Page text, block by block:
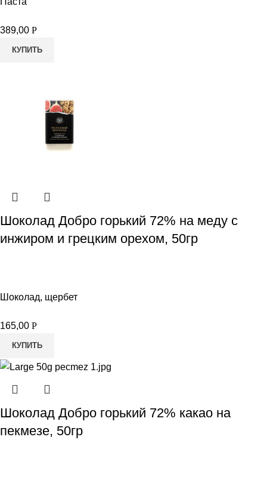
389,00 Р
КУПИТЬ
Шоколад Добро горький 72% на меду с
инжиром и грецким орехом, 50гр
Шоколад, щербет
165,00 Р
КУПИТЬ
Шоколад Добро горький 72% какао на
пекмезе, 50гр